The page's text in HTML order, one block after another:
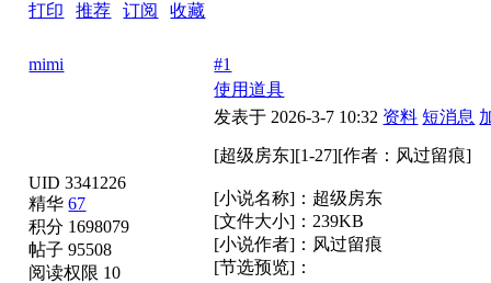
打印 |推荐 |订阅 |收藏
mimi
UID 3341226
精华67
积分 1698079
帖子 95508
阅读权限 10
#1
使用道具
发表于 2026-3-7 10:32 资料 短消息
[超级房东][1-27][作者：风过留痕]
[小说名称]：超级房东
[文件大小]：239KB
[小说作者]：风过留痕
[节选预览]：